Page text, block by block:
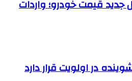
جدید قیمت خودرو؛ واردات
در اولویت قرار دارد